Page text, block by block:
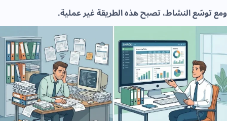
ومع توسّع النشاط، تصبح هذه الطريقة غير عملية.